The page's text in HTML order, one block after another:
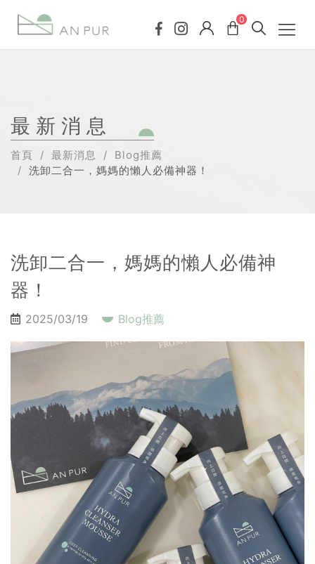
0
最新消息
首頁 最新消息
Blog推薦
洗卸二合一，媽媽的懶人必備神器！
洗卸二合一，媽媽的懶人必備神
器！
2025/03/19 Blog推薦